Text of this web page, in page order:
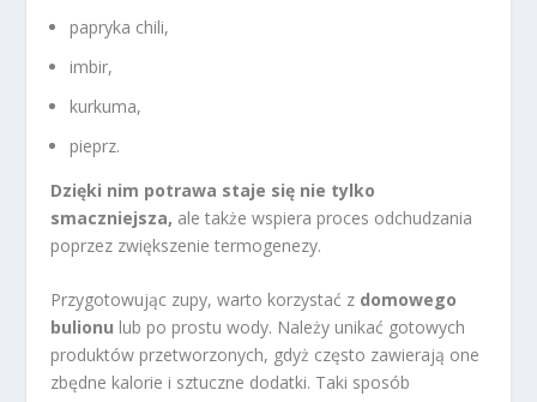
papryka chili,
imbir,
kurkuma,
pieprz.
Dzięki nim potrawa staje się nie tylko
smaczniejsza, ale także wspiera proces odchudzania
poprzez zwiększenie termogenezy.
Przygotowując zupy, warto korzystać z domowego
bulionu lub po prostu wody. Należy unikać gotowych
produktów przetworzonych, gdyż często zawierają one
zbędne kalorie i sztuczne dodatki. Taki sposób